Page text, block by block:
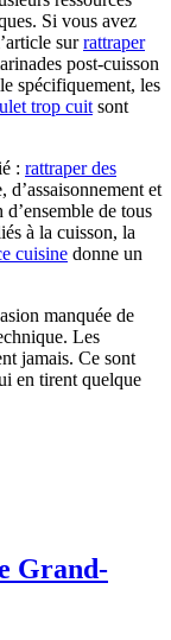
Si vous avez
surrattraper
post-cuisson
spécifiquement, les
trop cuit sont
: rattraper des
et
de tous
à la cuisson, la
cuisine donne un
manquée de
Les
jamais. Ce sont
en tirent quelque
Grand-